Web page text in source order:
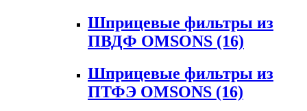
Шприцевые фильтры из
ПВДФ OMSONS (16)
Шприцевые фильтры из
ПТФЭ OMSONS (16)